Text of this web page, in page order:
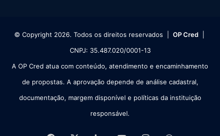
© Copyright 2026. Todos os direitos reservados | OP Cred|
CNPJ: 35.487.020/0001-13
A OP Cred atua com conteúdo, atendimento e encaminhamento
de propostas. A aprovação depende de análise cadastral,
documentação, margem disponível e políticas da instituição
responsável.